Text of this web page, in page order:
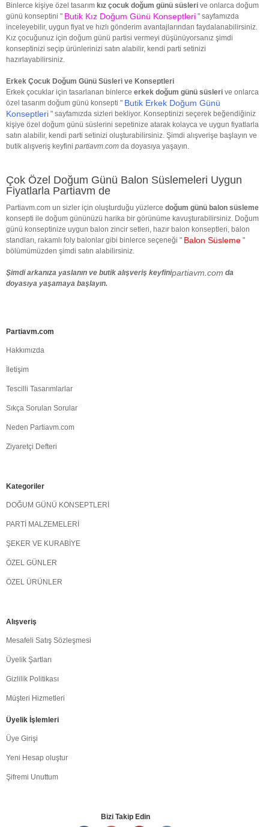
Binlerce kişiye özel tasarım kız çocuk doğum günü süsleri ve onlarca doğum
günü konseptini " Butik Kız Doğum Günü Konseptleri " sayfamızda
inceleyebilir, uygun fiyat ve hızlı gönderim avantajlarından faydalanabilirsiniz.
Kız çocuğunuz için doğum günü partisi vermeyi düşünüyorsanız şimdi
konseptinizi seçip ürünlerinizi satın alabilir, kendi parti setinizi
hazırlayabilirsiniz.
Erkek Çocuk Doğum Günü Süsleri ve Konseptleri
Erkek çocuklar için tasarlanan binlerce erkek doğum günü süsleri ve onlarca
özel tasarım doğum günü konsepti " Butik Erkek Doğum Günü
Konseptleri " sayfamızda sizleri bekliyor. Konseptinizi seçerek beğendiğiniz
kişiye özel doğum günü süslerini sepetinize atarak kolayca ve uygun fiyatlarla
satın alabilir, kendi parti setinizi oluşturabilirsiniz. Şimdi alışverişe başlayın ve
butik alışveriş keyfini partiavm.com da doyasıya yaşayın.
Çok Özel Doğum Günü Balon Süslemeleri Uygun
Fiyatlarla Partiavm de
Partiavm.com un sizler için oluşturduğu yüzlerce doğum günü balon süsleme
konsepti ile doğum gününüzü harika bir görünüme kavuşturabilirsiniz. Doğum
günü konseptinize uygun balon zincir setleri, hazır balon konseptleri, balon
standları, rakamlı foly balonlar gibi binlerce seçeneği " Balon Süsleme "
bölümümüzden şimdi satın alabilirsiniz.
Şimdi arkanıza yaslanın ve butik alışveriş keyfinipartiavm.com da
doyasıya yaşamaya başlayın.
Partiavm.com
Hakkımızda
İletişim
Tescilli Tasarımlarlar
Sıkça Sorulan Sorular
Neden Partiavm.com
Ziyaretçi Defteri
Kategoriler
DOĞUM GÜNÜ KONSEPTLERİ
PARTİ MALZEMELERİ
ŞEKER VE KURABİYE
ÖZEL GÜNLER
ÖZEL ÜRÜNLER
Alışveriş
Mesafeli Satış Sözleşmesi
Üyelik Şartları
Gizlilik Politikası
Müşteri Hizmetleri
Üyelik İşlemleri
Üye Girişi
Yeni Hesap oluştur
Şifremi Unuttum
Bizi Takip Edin